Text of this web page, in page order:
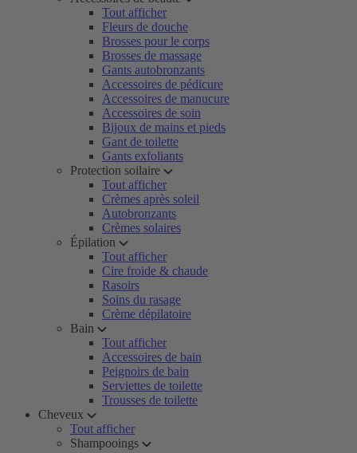
Tout afficher
Fleurs de douche
Brosses pour le corps
Brosses de massage
Gants autobronzants
Accessoires de pédicure
Accessoires de manucure
Accessoires de soin
Bijoux de mains et pieds
Gant de toilette
Gants exfoliants
Protection soilaire
Tout afficher
Crèmes après soleil
Autobronzants
Crèmes solaires
Épilation
Tout afficher
Cire froide & chaude
Rasoirs
Soins du rasage
Crème dépilatoire
Bain
Tout afficher
Accessoires de bain
Peignoirs de bain
Serviettes de toilette
Trousses de toilette
Cheveux
Tout afficher
Shampooings